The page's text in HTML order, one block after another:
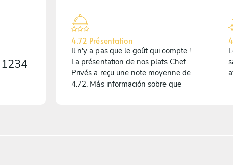
1234
4.72 Présentation
Il n'y a pas que le goût qui compte !
La présentation de nos plats Chef
Privés a reçu une note moyenne de
4.72. Más información sobre que